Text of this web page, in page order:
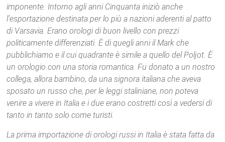
imponente. Intorno agli anni Cinquanta iniziò anche
l’esportazione destinata per lo più a nazioni aderenti al patto
di Varsavia. Erano orologi di buon livello con prezzi
politicamente differenziati. È di quegli anni il Mark che
pubblichiamo e il cui quadrante è simile a quello del Poljot. È
un orologio con una storia romantica. Fu donato a un nostro
collega, allora bambino, da una signora italiana che aveva
sposato un russo che, per le leggi staliniane, non poteva
venire a vivere in Italia e i due erano costretti così a vedersi di
tanto in tanto solo come turisti.
La prima importazione di orologi russi in Italia è stata fatta da